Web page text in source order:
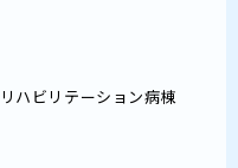
ハビリテーション病棟